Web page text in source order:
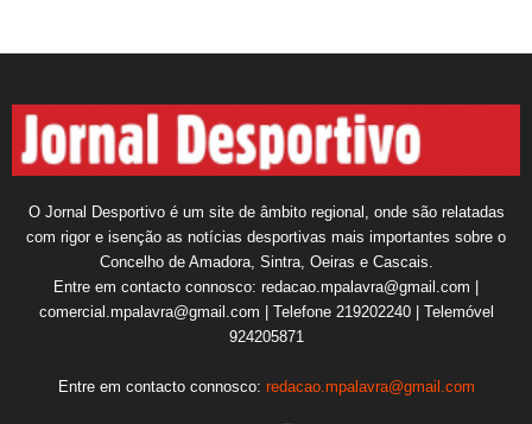
O Jornal Desportivo é um site de âmbito regional, onde são relatadas
com rigor e isenção as notícias desportivas mais importantes sobre o
Concelho de Amadora, Sintra, Oeiras e Cascais.
Entre em contacto connosco: redacao.mpalavra@gmail.com |
comercial.mpalavra@gmail.com | Telefone 219202240 | Telemóvel
924205871
Entre em contacto connosco: redacao.mpalavra@gmail.com